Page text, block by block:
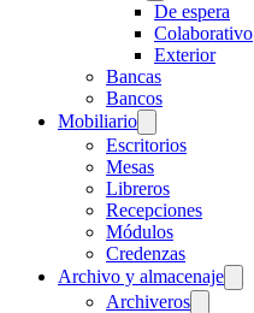
De espera
Colaborativo
Exterior
Bancas
Bancos
Mobiliario
Escritorios
Mesas
Libreros
Recepciones
Módulos
Credenzas
Archivo y almacenaje
Archiveros